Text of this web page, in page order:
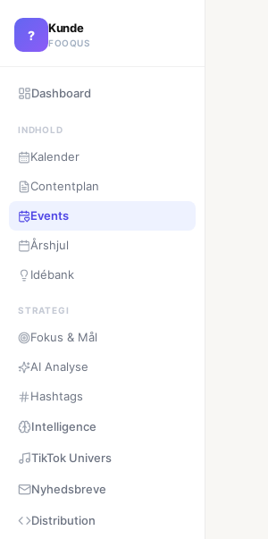
? Kunde
FOOQUS
Dashboard
INDHOLD
Kalender
Contentplan
Events
Årshjul
Idébank
STRATEGI
Fokus & Mål
AI Analyse
Hashtags
Intelligence
TikTok Univers
Nyhedsbreve
Distribution